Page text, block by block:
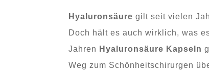
Hyaluronsäure gilt seit vielen
Doch hält es auch wirklich, was
Jahren Hyaluronsäure Kapseln
Weg zum Schönheitschirurgen